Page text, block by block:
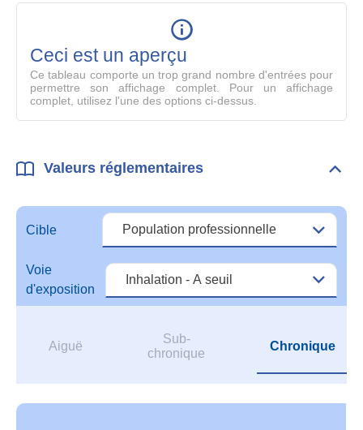
Ceci est un aperçu
Ce tableau comporte un trop grand nombre d'entrées pour
permettre son affichage complet. Pour un affichage
complet, utilisez l'une des options ci-dessus.
Valeurs réglementaires
Cible
Voie
d'exposition
Aiguë
Sub-
chronique
Chronique